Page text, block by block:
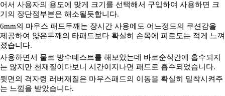
어서 사용자의 용도에 맞게 크기를 선택해서 구입하여 사용하면 크
기의 장단점부분은 해소될듯합니다.
6mm의 마우스 패드두깨는 장시간 사용에도 어느정도의 쿠션감을
제공하여 얇은두깨의 타패드보다 확실히 손목에 피로도는 적게 느껴
졌습니다.
사용하면서 물로 방수테스트를 해보았는데 바로순식간에 흡수되지
는 않지만 천재질이다보니 시간이지나면 패드로 흡수되었습니다.
뒷면의 격자령 러버재질은 마우스패드의 이동을 확실히 밀착시켜주
는 느낌을 받았습니다.